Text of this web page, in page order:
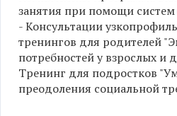
занятия при помощи систем
- Консультации
тренингов для родителей
потребностей у взрослых и
Тренинг для подростков
преодоления социальной